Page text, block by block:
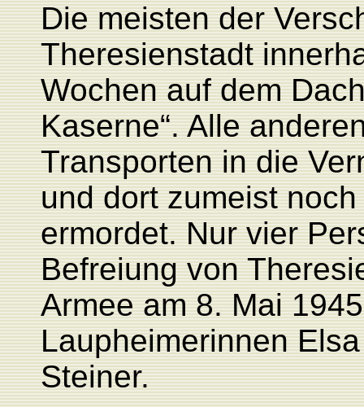
Die meisten der
Theresienstadt
Wochen auf dem
Kaserne“. Alle
Transporten in die
und dort zumeist
ermordet. Nur vier
Befreiung von
Armee am 8. Mai
Laupheimerinnen
Steiner.